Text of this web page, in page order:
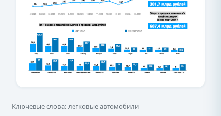
Ключевые слова: легковые автомобили